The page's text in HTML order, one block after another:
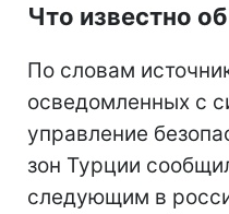
Что известно
По словам
осведомленных с
управление
зон Турции
следующим в